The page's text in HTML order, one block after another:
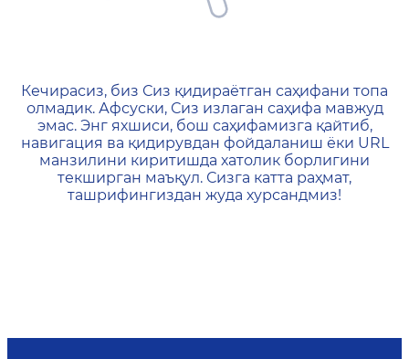
404 — Страница не
Кечирасиз, биз Сиз қидираётган саҳифани топа
олмадик. Афсуски, Сиз излаган саҳифа мавжуд
эмас. Энг яхшиси, бош саҳифамизга қайтиб,
навигация ва қидирувдан фойдаланиш ёки URL
манзилини киритишда хатолик борлигини
текширган маъқул. Сизга катта раҳмат,
ташрифингиздан жуда хурсандмиз!